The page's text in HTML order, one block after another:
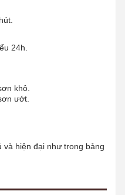
24h.
khô.
ướt.
và hiện đại như trong bảng